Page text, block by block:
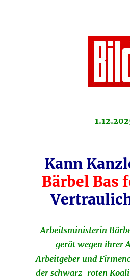
Kann
Bärbel Bas
Arbeitsministerin
gerät wegen ihrer
Arbeitgeber und
der schwarz-roten